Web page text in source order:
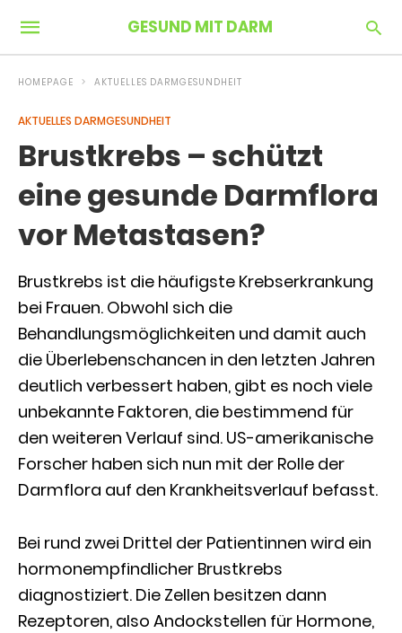
GESUND MIT DARM
HOMEPAGE AKTUELLES DARMGESUNDHEIT
AKTUELLES DARMGESUNDHEIT
Brustkrebs – schützt
eine gesunde Darmflora
vor Metastasen?
Brustkrebs ist die häufigste Krebserkrankung
bei Frauen. Obwohl sich die
Behandlungsmöglichkeiten und damit auch
die Überlebenschancen in den letzten Jahren
deutlich verbessert haben, gibt es noch viele
unbekannte Faktoren, die bestimmend für
den weiteren Verlauf sind. US-amerikanische
Forscher haben sich nun mit der Rolle der
Darmflora auf den Krankheitsverlauf befasst.
Bei rund zwei Drittel der Patientinnen wird ein
hormonempfindlicher Brustkrebs
diagnostiziert. Die Zellen besitzen dann
Rezeptoren, also Andockstellen für Hormone,